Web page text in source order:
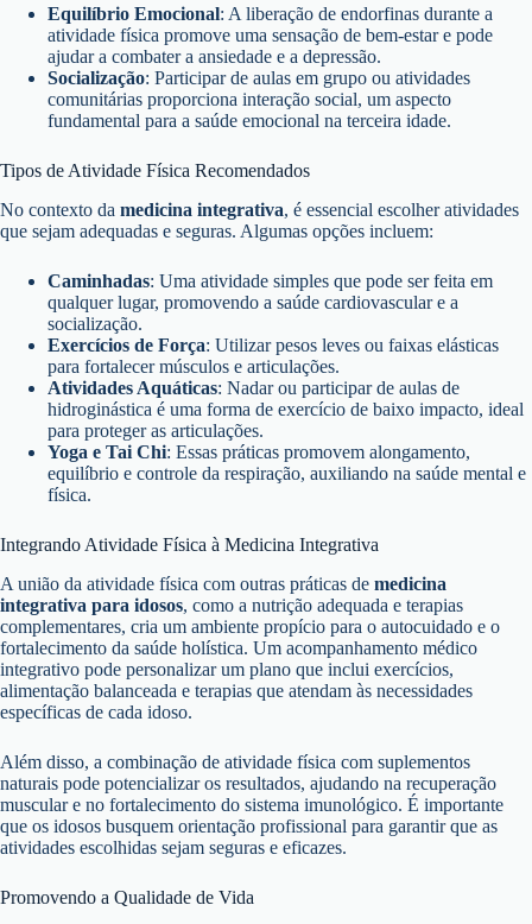
Equilíbrio Emocional: A liberação de endorfinas durante a
atividade física promove uma sensação de bem-estar e pode
ajudar a combater a ansiedade e a depressão.
Socialização: Participar de aulas em grupo ou atividades
comunitárias proporciona interação social, um aspecto
fundamental para a saúde emocional na terceira idade.
Tipos de Atividade Física Recomendados
No contexto da medicina integrativa, é essencial escolher atividades
que sejam adequadas e seguras. Algumas opções incluem:
Caminhadas: Uma atividade simples que pode ser feita em
qualquer lugar, promovendo a saúde cardiovascular e a
socialização.
Exercícios de Força: Utilizar pesos leves ou faixas elásticas
para fortalecer músculos e articulações.
Atividades Aquáticas: Nadar ou participar de aulas de
hidroginástica é uma forma de exercício de baixo impacto, ideal
para proteger as articulações.
Yoga e Tai Chi: Essas práticas promovem alongamento,
equilíbrio e controle da respiração, auxiliando na saúde mental e
física.
Integrando Atividade Física à Medicina Integrativa
A união da atividade física com outras práticas de medicina
integrativa para idosos, como a nutrição adequada e terapias
complementares, cria um ambiente propício para o autocuidado e o
fortalecimento da saúde holística. Um acompanhamento médico
integrativo pode personalizar um plano que inclui exercícios,
alimentação balanceada e terapias que atendam às necessidades
específicas de cada idoso.
Além disso, a combinação de atividade física com suplementos
naturais pode potencializar os resultados, ajudando na recuperação
muscular e no fortalecimento do sistema imunológico. É importante
que os idosos busquem orientação profissional para garantir que as
atividades escolhidas sejam seguras e eficazes.
Promovendo a Qualidade de Vida